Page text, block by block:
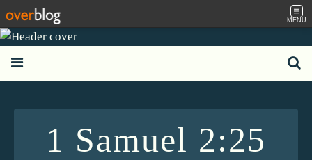
MENU
1 Samuel 2:25